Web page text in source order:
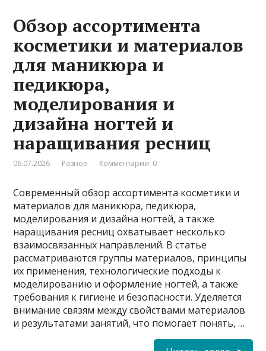
Обзор ассортимента
косметики и материалов
для маникюра и
педикюра,
моделирования и
дизайна ногтей и
наращивания ресниц
06.07.2026 Разное Комментарии: 0
Современный обзор ассортимента косметики и
материалов для маникюра, педикюра,
моделирования и дизайна ногтей, а также
наращивания ресниц охватывает несколько
взаимосвязанных направлений. В статье
рассматриваются группы материалов, принципы
их применения, технологические подходы к
моделированию и оформление ногтей, а также
требования к гигиене и безопасности. Уделяется
внимание связям между свойствами материалов
и результатами занятий, что помогает понять, …